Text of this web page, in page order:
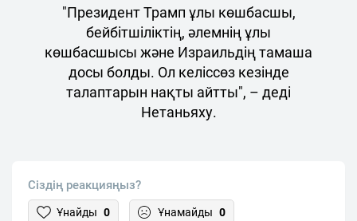
"Президент Трамп ұлы көшбасшы,
бейбітшіліктің, әлемнің ұлы
көшбасшысы және Израильдің тамаша
досы болды. Ол келіссөз кезінде
талаптарын нақты айтты", – деді
Нетаньяху.
Сіздің реакцияңыз?
Ұнайды 0 Ұнамайды 0